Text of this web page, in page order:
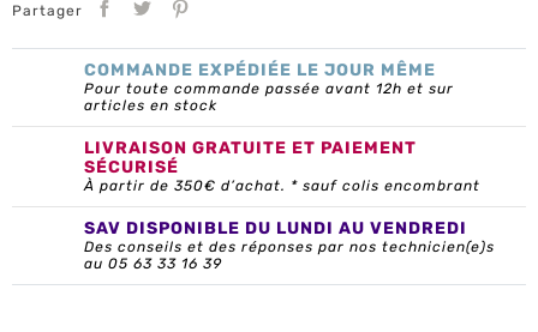
Partager
COMMANDE EXPÉDIÉE LE JOUR MÊME
Pour toute commande passée avant 12h et sur
articles en stock
LIVRAISON GRATUITE ET PAIEMENT
SÉCURISÉ
À partir de 350€ d’achat. * sauf colis encombrant
SAV DISPONIBLE DU LUNDI AU VENDREDI
Des conseils et des réponses par nos technicien(e)s
au 05 63 33 16 39